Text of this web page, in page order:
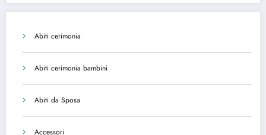
Abiti cerimonia
Abiti cerimonia bambini
Abiti da Sposa
Accessori